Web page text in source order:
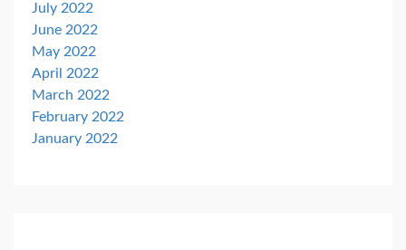
July 2022
June 2022
May 2022
April 2022
March 2022
February 2022
January 2022